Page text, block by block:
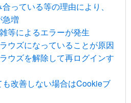
っている等の理由により、
急増
等によるエラーが発生
ウズになっていることが原因
ウズを解除して再ログインす
改善しない場合はCookieブ